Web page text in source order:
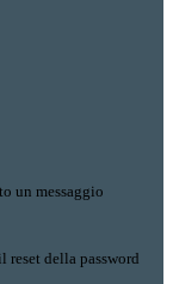
un messaggio
reset della password